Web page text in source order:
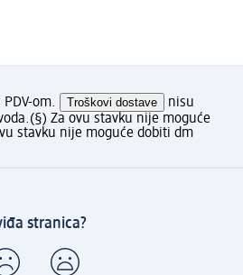
om. Troškovi dostave
nisu
(§) Za ovu stavku nije moguće
stavku nije moguće dobiti dm
stranica?